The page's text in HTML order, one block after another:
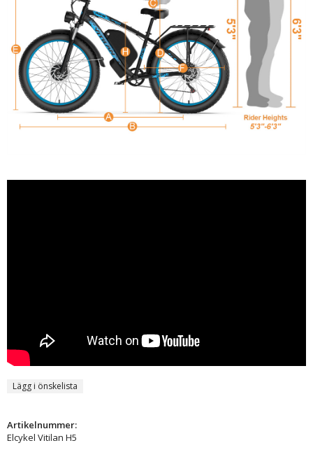
Lägg i önskelista
Artikelnummer:
Elcykel Vitilan H5